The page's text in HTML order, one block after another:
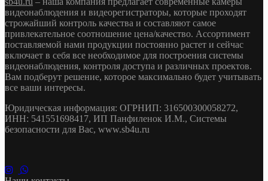
видеонаблюдения и видеорегистраторы, которые проходят
строжайший контроль качества и составляют самое
привлекательное соотношение цена/качество. Ассортимент
поставляемой нами продукции постоянно растет и сейчас
включает в себя все необходимое для построения системы
видеонаблюдения, контроля доступа и различных проектов.
Вам подберут решение, которое максимально будет учитывать
все ваши интересы.
Юридическая информация: ОГРНИП: 316500300058272,
ИНН: 541551698417, ИП Панфиленок И.М., Системы
безопасности для Вас, www.sb4u.ru